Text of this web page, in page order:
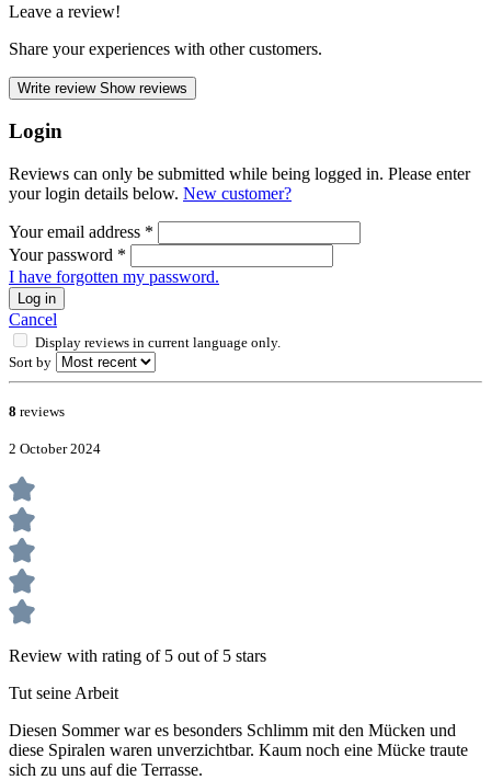
Leave a review!
Share your experiences with other customers.
Write review Show reviews
Login
Reviews can only be submitted while being logged in. Please enter
your login details below. New customer?
Your email address *
Your password *
I have forgotten my password.
Log in
Cancel
Display reviews in current language only.
Sort by
8 reviews
2 October 2024
Review with rating of 5 out of 5 stars
Tut seine Arbeit
Diesen Sommer war es besonders Schlimm mit den Mücken und
diese Spiralen waren unverzichtbar. Kaum noch eine Mücke traute
sich zu uns auf die Terrasse.